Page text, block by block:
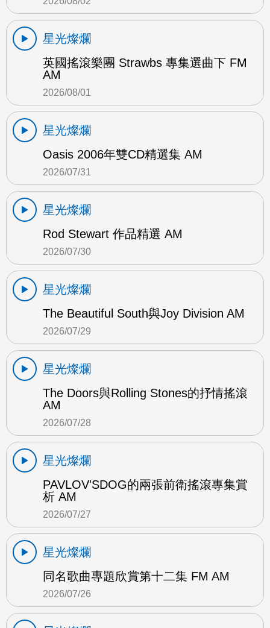
星光燦爛
英國搖滾樂團 Strawbs 專集選曲下 FM
AM
2026/08/01
星光燦爛
Oasis 2006年雙CD精選集 AM
2026/07/31
星光燦爛
Rod Stewart 作品精選 AM
2026/07/30
星光燦爛
The Beautiful South與Joy Division AM
2026/07/29
星光燦爛
The Doors與Rolling Stones的抒情搖滾
AM
2026/07/28
星光燦爛
PAVLOV'SDOG的兩張前衛搖滾專集賞
析 AM
2026/07/27
星光燦爛
同名歌曲專題欣賞第十二集 FM AM
2026/07/26